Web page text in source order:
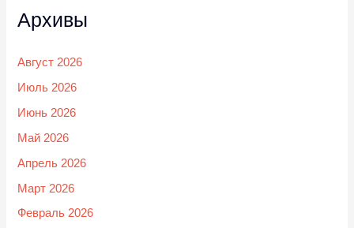
Архивы
Август 2026
Июль 2026
Июнь 2026
Май 2026
Апрель 2026
Март 2026
Февраль 2026